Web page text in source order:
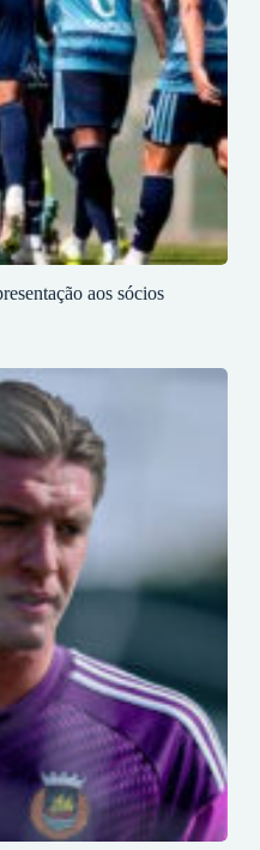
aos sócios